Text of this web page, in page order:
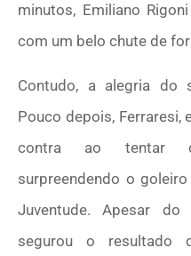
minutos, Emiliano
com um belo chute de
Contudo, a alegria do
Pouco depois, Ferraresi,
contra ao tentar
surpreendendo o
Juventude. Apesar
segurou o